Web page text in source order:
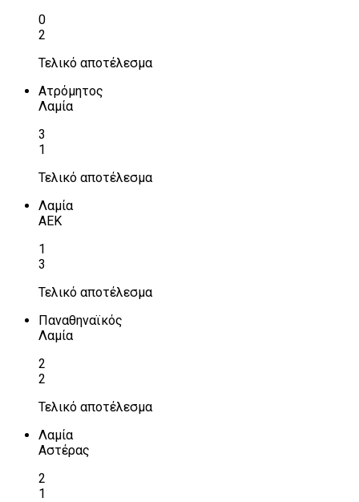
0
2
Τελικό αποτέλεσμα
Ατρόμητος
Λαμία
3
1
Τελικό αποτέλεσμα
Λαμία
ΑΕΚ
1
3
Τελικό αποτέλεσμα
Παναθηναϊκός
Λαμία
2
2
Τελικό αποτέλεσμα
Λαμία
Αστέρας
2
1